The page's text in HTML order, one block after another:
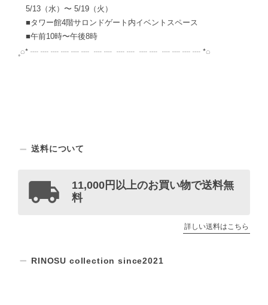
5/13（水）〜 5/19（火）
■タワー館4階サロンドゲート内イベントスペース
■午前10時〜午後8時
◌* ┈ ┈ ┈ ┈ ┈ ┈ ┈ ┈ ┈ ┈ ┈ ┈ ┈ ┈ ┈ ┈ *◌
送料について
11,000円以上のお買い物で送料無
料
詳しい送料はこちら
RINOSU collection since2021